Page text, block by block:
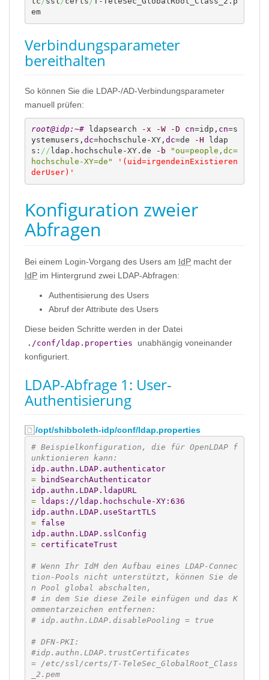
em
Verbindungsparameter
bereithalten
So können Sie die LDAP-/AD-Verbindungsparameter
manuell prüfen:
root@idp:~# ldapsearch -x -W -D cn=idp, cn=s
ystemusers, dc=hochschule-XY, dc=de -H ldap
s: // ldap.hochschule-XY.de -b
"ou=people,dc=
hochschule-XY=de"
'(uid=irgendeinExistieren
derUser)'
Konfiguration zweier
Abfragen
Bei einem Login-Vorgang des Users am IdP macht der
IdP im Hintergrund zwei LDAP-Abfragen:
Authentisierung des Users
Abruf der Attribute des Users
Diese beiden Schritte werden in der Datei
./conf/ldap.properties
unabhängig voneinander
konfiguriert.
LDAP-Abfrage 1: User-
Authentisierung
/opt/shibboleth-idp/conf/ldap.properties
# Beispielkonfiguration, die für OpenLDAP f
unktionieren kann:
idp.authn.LDAP.authenticator
= bindSearchAuthenticator
idp.authn.LDAP.ldapURL
= ldaps://ldap.hochschule-XY:636
idp.authn.LDAP.useStartTLS
= false
idp.authn.LDAP.sslConfig
= certificateTrust
# Wenn Ihr IdM den Aufbau eines LDAP-Connec
tion-Pools nicht unterstützt, können Sie de
n Pool global abschalten,
# in dem Sie diese Zeile einfügen und das K
ommentarzeichen entfernen:
# idp.authn.LDAP.disablePooling = true
# DFN-PKI:
#idp.authn.LDAP.trustCertificates
= /etc/ssl/certs/T-TeleSec_GlobalRoot_Class
_2.pem